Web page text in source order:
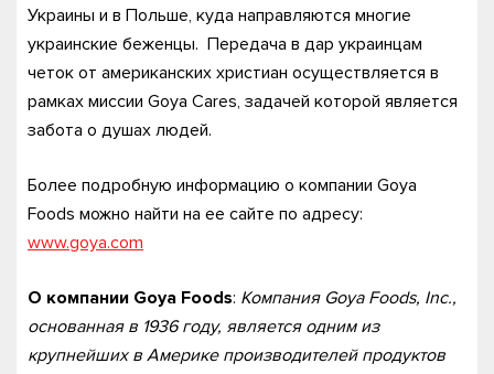
Украины и в Польше, куда направляются многие
украинские беженцы. Передача в дар украинцам
четок от американских христиан осуществляется в
рамках миссии Goya Cares, задачей которой является
забота о душах людей.
Более подробную информацию о компании Goya
Foods можно найти на ее сайте по адресу:
www.goya.com
О компании Goya Foods: Компания Goya Foods, Inc.,
основанная в 1936 году, является одним из
крупнейших в Америке производителей продуктов